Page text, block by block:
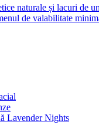
naturale și lacuri de
de valabilitate
Lavender Nights